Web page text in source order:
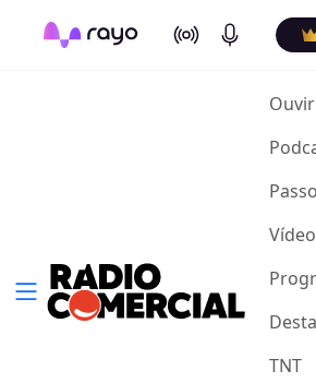
On Air Podcasts
Ouvir
TNT